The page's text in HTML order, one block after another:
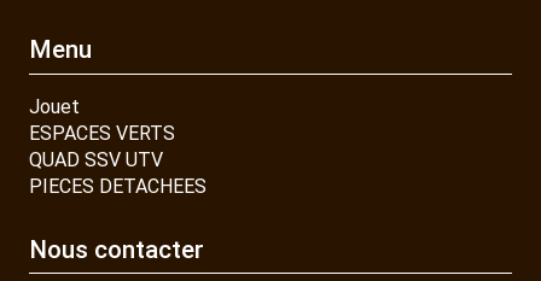
Menu
Jouet
ESPACES VERTS
QUAD SSV UTV
PIECES DETACHEES
Nous contacter